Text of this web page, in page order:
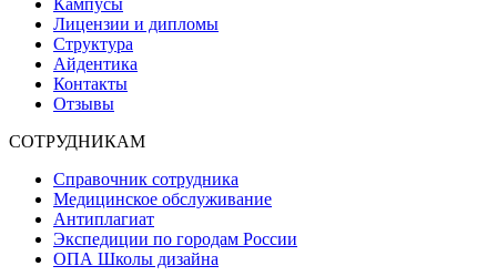
Лицензии и дипломы
Структура
Айдентика
Контакты
Отзывы
СОТРУДНИКАМ
Справочник сотрудника
Медицинское обслуживание
Антиплагиат
Экспедиции по городам России
ОПА Школы дизайна